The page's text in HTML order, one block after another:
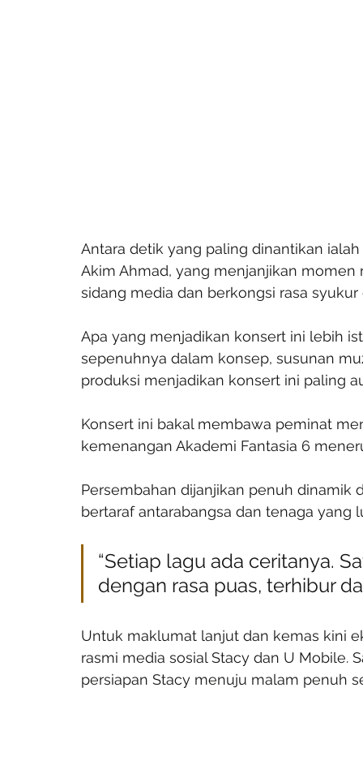
Antara detik yang paling dinantikan
Akim Ahmad, yang menjanjikan
sidang media dan berkongsi rasa
Apa yang menjadikan konsert ini lebih
sepenuhnya dalam konsep, susunan
produksi menjadikan konsert ini paling
Konsert ini bakal membawa peminat
kemenangan Akademi Fantasia 6
Persembahan dijanjikan penuh dinamik
bertaraf antarabangsa dan tenaga yang
“Setiap lagu ada ceritanya.
dengan rasa puas, terhibur
Untuk maklumat lanjut dan kemas kini
rasmi media sosial Stacy dan U Mobile.
persiapan Stacy menuju malam penuh